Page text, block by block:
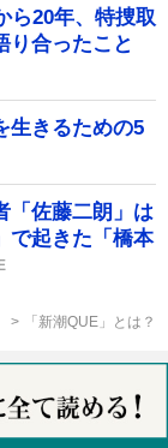
20年、特捜取
り合ったこと
生きるための5
「佐藤二朗」は
起きた「橋本
「新潮QUE」とは？